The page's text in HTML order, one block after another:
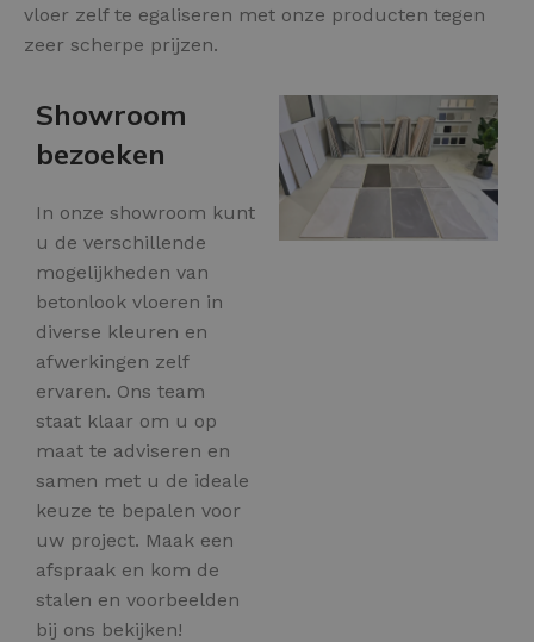
vloer zelf te egaliseren met onze producten tegen
zeer scherpe prijzen.
Showroom
bezoeken
In onze showroom kunt
u de verschillende
mogelijkheden van
betonlook vloeren in
diverse kleuren en
afwerkingen zelf
ervaren. Ons team
staat klaar om u op
maat te adviseren en
samen met u de ideale
keuze te bepalen voor
uw project. Maak een
afspraak en kom de
stalen en voorbeelden
bij ons bekijken!